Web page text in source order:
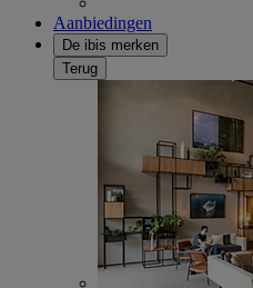
Aanbiedingen
De ibis merken
Terug